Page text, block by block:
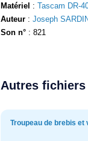
Matériel : Tascam DR-
Auteur : Joseph
Son n° : 821
Autres
Troupeau de brebis et